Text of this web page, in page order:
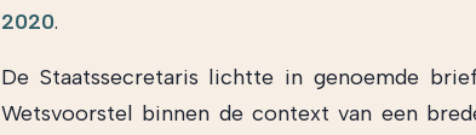
2020.
De Staatssecretaris lichtte in genoemde
Wetsvoorstel binnen de context van een